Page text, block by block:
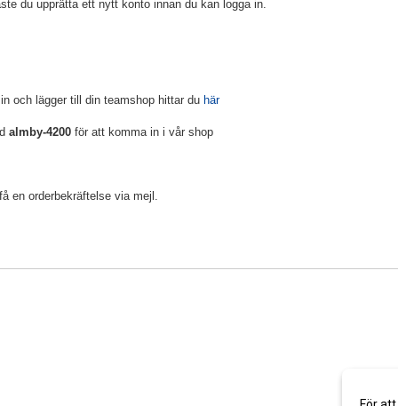
du upprätta ett nytt konto innan du kan logga in.
och lägger till din teamshop hittar du här
almby-4200 för att komma in i vår shop
en orderbekräftelse via mejl.